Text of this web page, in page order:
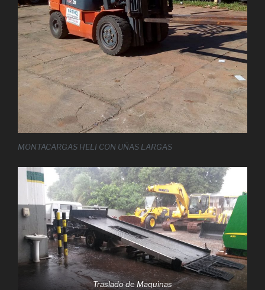
MONTACARGAS HELI CON UÑAS LARGAS
Traslado de Maquinas